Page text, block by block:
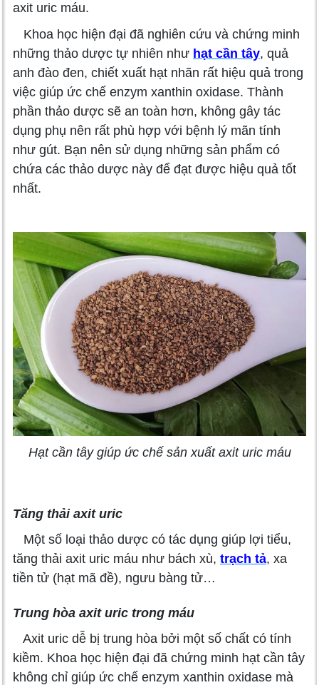
axit uric máu.
Khoa học hiện đại đã nghiên cứu và chứng minh
những thảo dược tự nhiên như hạt cần tây, quả
anh đào đen, chiết xuất hạt nhãn rất hiệu quả trong
việc giúp ức chế enzym xanthin oxidase. Thành
phần thảo dược sẽ an toàn hơn, không gây tác
dụng phụ nên rất phù hợp với bệnh lý mãn tính
như gút. Bạn nên sử dụng những sản phẩm có
chứa các thảo dược này để đạt được hiệu quả tốt
nhất.
Hạt cần tây giúp ức chế sản xuất axit uric máu
Tăng thải axit uric
Một số loại thảo dược có tác dụng giúp lợi tiểu,
tăng thải axit uric máu như bách xù, trạch tả, xa
tiền tử (hạt mã đề), ngưu bàng tử…
Trung hòa axit uric trong máu
Axit uric dễ bị trung hòa bởi một số chất có tính
kiềm. Khoa học hiện đại đã chứng minh hạt cần tây
không chỉ giúp ức chế enzym xanthin oxidase mà